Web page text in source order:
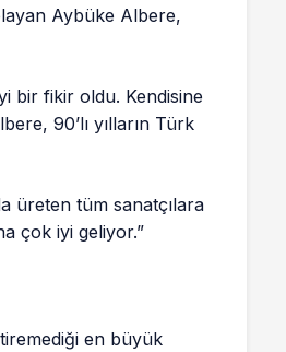
Aybüke Albere,
bir fikir oldu. Kendisine
90’lı yılların Türk
üreten tüm sanatçılara
çok iyi geliyor.”
en büyük